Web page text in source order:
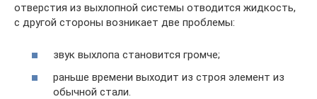
отверстия из выхлопной системы отводится жидкость,
с другой стороны возникает две проблемы:
звук выхлопа становится громче;
раньше времени выходит из строя элемент из
обычной стали.